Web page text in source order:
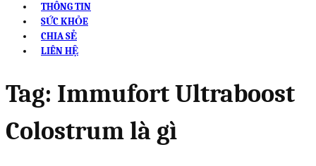
THÔNG TIN
SỨC KHỎE
CHIA SẺ
LIÊN HỆ
Tag: Immufort Ultraboost
Colostrum là gì